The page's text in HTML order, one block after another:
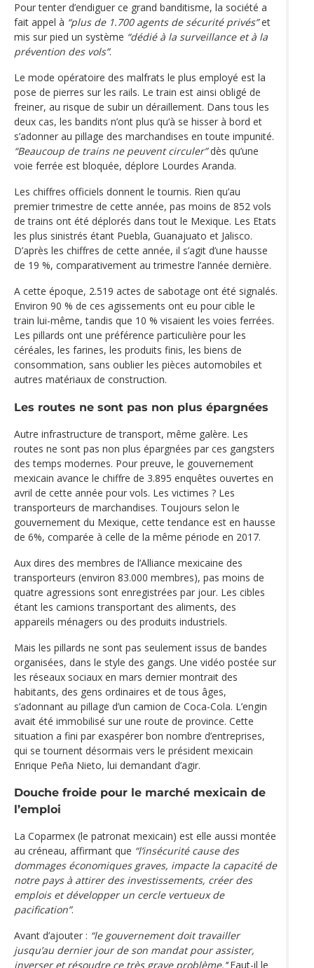
Pour tenter d’endiguer ce grand banditisme, la société a
fait appel à “plus de 1.700 agents de sécurité privés”et
mis sur pied un système “dédié à la surveillance et à la
prévention des vols”.
Le mode opératoire des malfrats le plus employé est la
pose de pierres sur les rails. Le train est ainsi obligé de
freiner, au risque de subir un déraillement. Dans tous les
deux cas, les bandits n’ont plus qu‘à se hisser à bord et
s’adonner au pillage des marchandises en toute impunité.
“Beaucoup de trains ne peuvent circuler”dès qu’une
voie ferrée est bloquée, déplore Lourdes Aranda.
Les chiffres officiels donnent le tournis. Rien qu’au
premier trimestre de cette année, pas moins de 852 vols
de trains ont été déplorés dans tout le Mexique. Les Etats
les plus sinistrés étant Puebla, Guanajuato et Jalisco.
D’après les chiffres de cette année, il s’agit d’une hausse
de 19 %, comparativement au trimestre l’année dernière.
A cette époque, 2.519 actes de sabotage ont été signalés.
Environ 90 % de ces agissements ont eu pour cible le
train lui-même, tandis que 10 % visaient les voies ferrées.
Les pillards ont une préférence particulière pour les
céréales, les farines, les produits finis, les biens de
consommation, sans oublier les pièces automobiles et
autres matériaux de construction.
Les routes ne sont pas non plus épargnées
Autre infrastructure de transport, même galère. Les
routes ne sont pas non plus épargnées par ces gangsters
des temps modernes. Pour preuve, le gouvernement
mexicain avance le chiffre de 3.895 enquêtes ouvertes en
avril de cette année pour vols. Les victimes ? Les
transporteurs de marchandises. Toujours selon le
gouvernement du Mexique, cette tendance est en hausse
de 6%, comparée à celle de la même période en 2017.
Aux dires des membres de l’Alliance mexicaine des
transporteurs (environ 83.000 membres), pas moins de
quatre agressions sont enregistrées par jour. Les cibles
étant les camions transportant des aliments, des
appareils ménagers ou des produits industriels.
Mais les pillards ne sont pas seulement issus de bandes
organisées, dans le style des gangs. Une vidéo postée sur
les réseaux sociaux en mars dernier montrait des
habitants, des gens ordinaires et de tous âges,
s’adonnant au pillage d’un camion de Coca-Cola. L’engin
avait été immobilisé sur une route de province. Cette
situation a fini par exaspérer bon nombre d’entreprises,
qui se tournent désormais vers le président mexicain
Enrique Peña Nieto, lui demandant d’agir.
Douche froide pour le marché mexicain de
l’emploi
La Coparmex (le patronat mexicain) est elle aussi montée
au créneau, affirmant que “l’insécurité cause des
dommages économiques graves, impacte la capacité de
notre pays à attirer des investissements, créer des
emplois et développer un cercle vertueux de
pacification”.
Avant d’ajouter : “le gouvernement doit travailler
jusqu’au dernier jour de son mandat pour assister,
inverser et résoudre ce très grave problème.’‘Faut-il le